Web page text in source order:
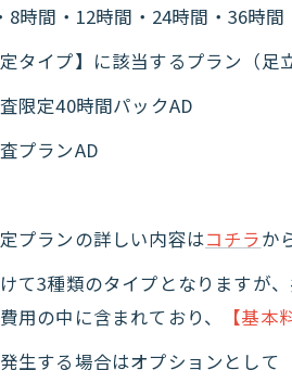
8時間・12時間・24時間・36時間
定タイプ】に該当するプラン（足
限定40時間パックAD
プランAD
プランの詳しい内容はコチラか
て3種類のタイプとなりますが
用の中に含まれており、
【基
生する場合はオプションとし